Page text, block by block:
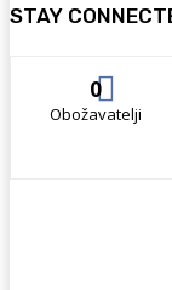
STAY
0
Obožavatelji